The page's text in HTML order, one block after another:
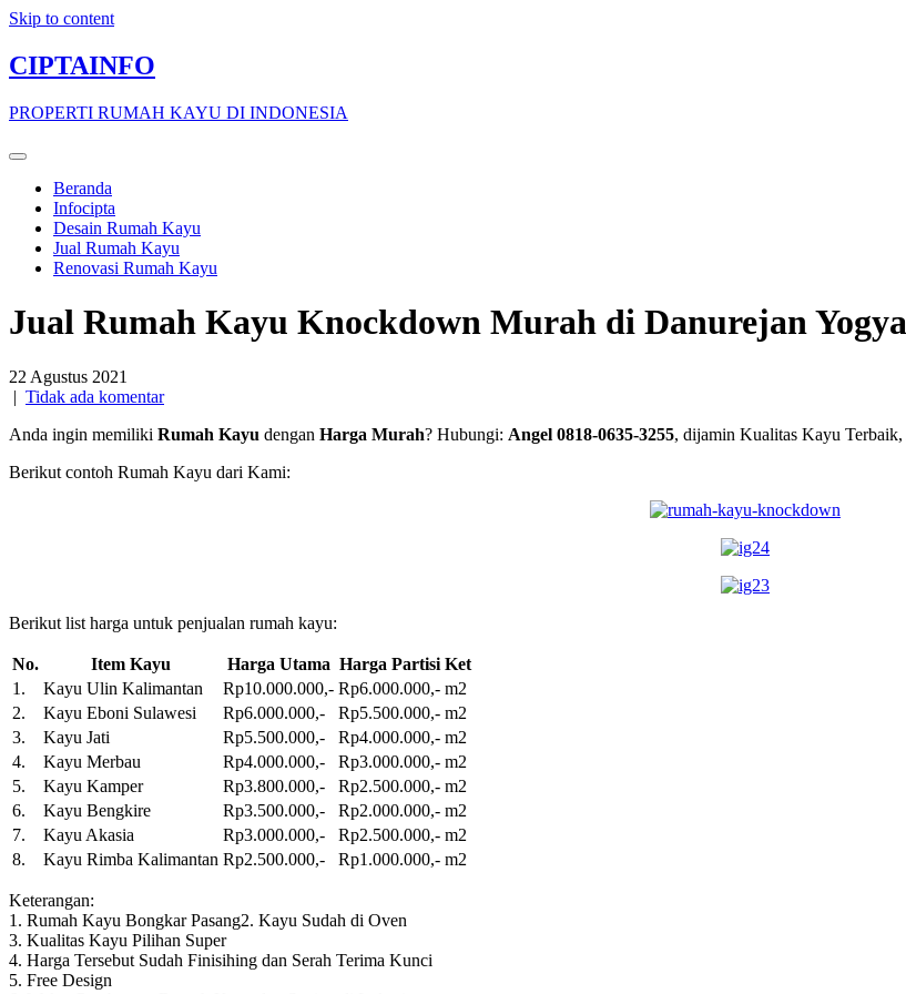
Skip to content
CIPTAINFO
PROPERTI RUMAH KAYU DI INDONESIA
Beranda
Infocipta
Desain Rumah Kayu
Jual Rumah Kayu
Renovasi Rumah Kayu
Jual Rumah Kayu Knockdown Murah di Danurejan
22 Agustus 2021
| Tidak ada komentar
Anda ingin memiliki Rumah Kayu dengan Harga Murah? Hubungi: Angel 0818-0635-3255, dijamin Kualitas Kayu
Berikut contoh Rumah Kayu dari Kami:
Berikut list harga untuk penjualan rumah kayu:
No. Item Kayu Harga Utama Harga Partisi Ket
1.
Kayu Ulin Kalimantan Rp10.000.000,- Rp6.000.000,- m2
2.
Kayu Eboni Sulawesi Rp6.000.000,- Rp5.500.000,- m2
3.
Kayu Jati Rp5.500.000,- Rp4.000.000,- m2
4.
Kayu Merbau Rp4.000.000,- Rp3.000.000,- m2
5.
Kayu Kamper Rp3.800.000,- Rp2.500.000,- m2
6.
Kayu Bengkire Rp3.500.000,- Rp2.000.000,- m2
7.
Kayu Akasia Rp3.000.000,- Rp2.500.000,- m2
8.
Kayu Rimba Kalimantan Rp2.500.000,- Rp1.000.000,- m2
Keterangan:
1. Rumah Kayu Bongkar Pasang2. Kayu Sudah di Oven
3. Kualitas Kayu Pilihan Super
4. Harga Tersebut Sudah Finisihing dan Serah Terima Kunci
5. Free Design